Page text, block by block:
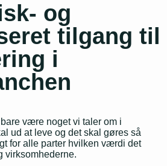
og
tilgang til
i
være noget vi taler om i
ud at leve og det skal gøres så
for alle parter hvilken værdi det
virksomhederne.